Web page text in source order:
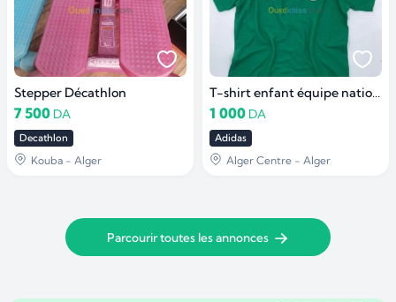
Stepper Décathlon
7 500 DA
Decathlon
Kouba - Alger
T-shirt enfant équipe nationale
1 000 DA
Adidas
Alger Centre - Alger
Parcourir toutes les annonces